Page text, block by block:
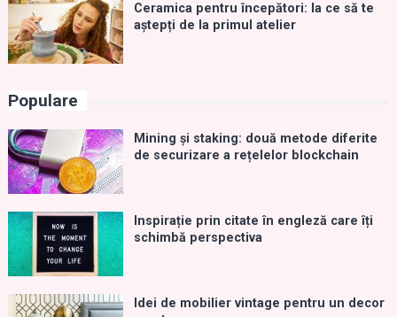
Ceramica pentru începători: la ce să te
aștepți de la primul atelier
Populare
Mining și staking: două metode diferite
de securizare a rețelelor blockchain
Inspirație prin citate în engleză care îți
schimbă perspectiva
Idei de mobilier vintage pentru un decor